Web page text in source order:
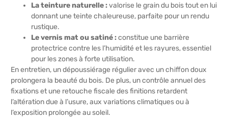
La teinture naturelle :valorise le grain du bois tout en lui
donnant une teinte chaleureuse, parfaite pour un rendu
rustique.
Le vernis mat ou satiné :constitue une barrière
protectrice contre les l’humidité et les rayures, essentiel
pour les zones à forte utilisation.
En entretien, un dépoussiérage régulier avec un chiffon doux
prolongera la beauté du bois. De plus, un contrôle annuel des
fixations et une retouche fiscale des finitions retardent
l’altération due à l’usure, aux variations climatiques ou à
l’exposition prolongée au soleil.